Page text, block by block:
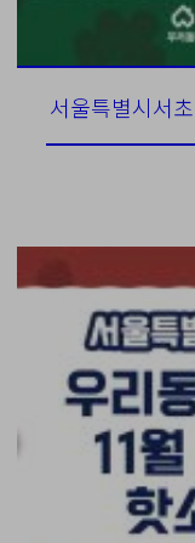
서울특별시서